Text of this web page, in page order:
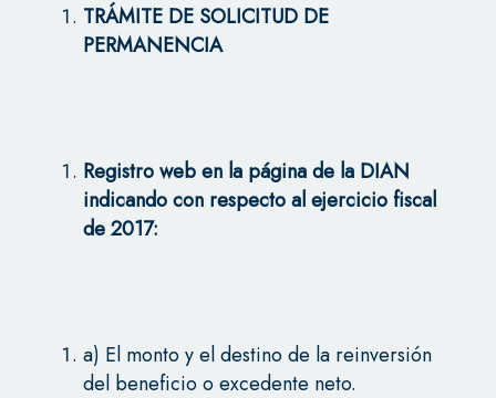
TRÁMITE DE SOLICITUD DE
PERMANENCIA
Registro web en la página de la DIAN
indicando con respecto al ejercicio fiscal
de 2017:
a) El monto y el destino de la reinversión
del beneficio o excedente neto.